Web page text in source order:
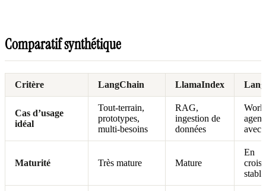
Comparatif synthétique
Critère LangChain LlamaIndex
Cas d’usage
idéal
Tout-terrain,
prototypes,
multi-besoins
RAG,
ingestion de
données
avec
Maturité Très mature Mature
En
stable